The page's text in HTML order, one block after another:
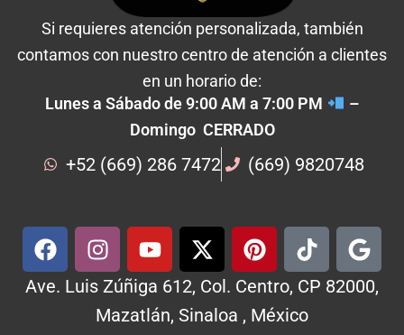
Si requieres atención personalizada, también
contamos con nuestro centro de atención a clientes
en un horario de:
Lunes a Sábado de 9:00 AM a 7:00 PM
–
Domingo CERRADO
+52 (669) 286 7472 (669) 9820748
Ave. Luis Zúñiga 612, Col. Centro, CP 82000,
Mazatlán, Sinaloa , México